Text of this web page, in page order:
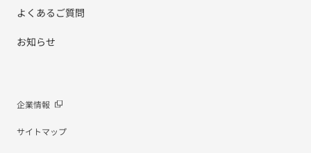
よくあるご質問
お知らせ
企業情報
サイトマップ